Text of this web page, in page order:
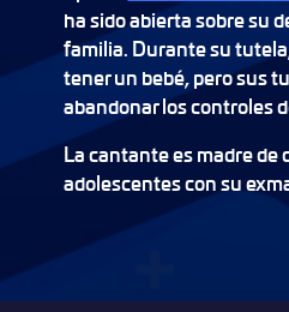
ha sido abierta sobre su
familia. Durante su
tener un bebé, pero sus
abandonar los controles
La cantante es madre de
adolescentes con su